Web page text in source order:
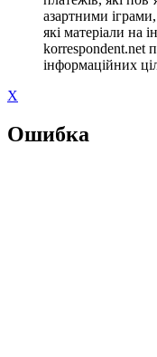
азартними
які матеріали на
korrespondent.net
інформаційних
X
Ошибка